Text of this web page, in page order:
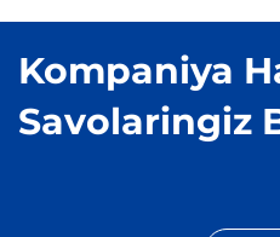
Kompaniya
Savolaringiz